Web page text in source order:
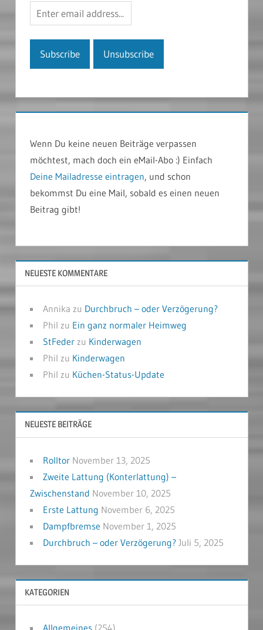
Wenn Du keine neuen Beiträge verpassen
möchtest, mach doch ein eMail-Abo :) Einfach
Deine Mailadresse eintragen, und schon
bekommst Du eine Mail, sobald es einen neuen
Beitrag gibt!
NEUESTE KOMMENTARE
Annika zu Durchbruch – oder Verzögerung?
Phil zu Ein ganz normaler Heimweg
StFederzu Kinderwagen
Phil zu Kinderwagen
Phil zu Küchen-Status-Update
NEUESTE BEITRÄGE
Rolltor November 13, 2025
Zweite Lattung (Konterlattung) –
Zwischenstand November 10, 2025
Erste Lattung November 6, 2025
Dampfbremse November 1, 2025
Durchbruch – oder Verzögerung? Juli 5, 2025
KATEGORIEN